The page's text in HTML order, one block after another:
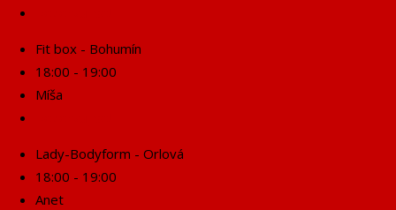
Fit box - Bohumín
18:00 - 19:00
Míša
Lady-Bodyform - Orlová
18:00 - 19:00
Anet